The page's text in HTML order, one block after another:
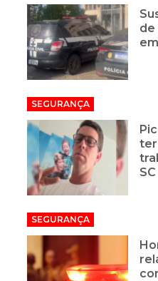
de
SEGURANÇA
SC
SEGURANÇA